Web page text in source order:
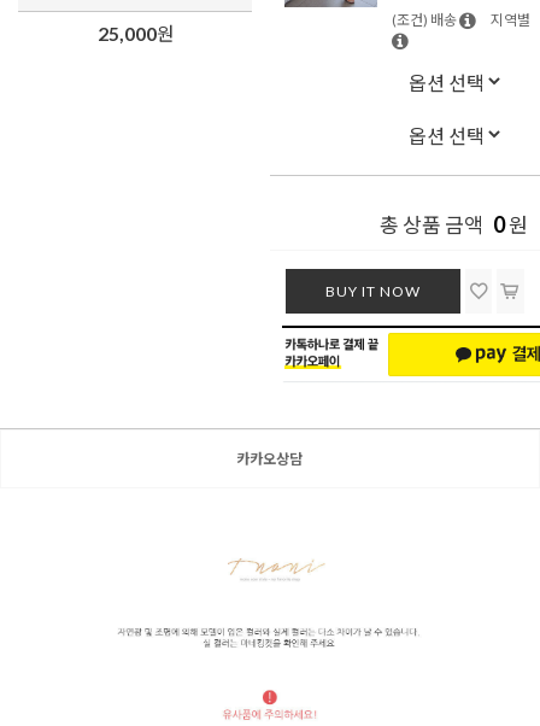
25,000원
(조건) 배송
지역별
총 상품 금액 0원
BUY IT NOW
카카오상담